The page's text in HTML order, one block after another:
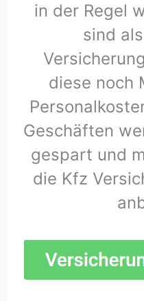
in der Regel
sind
diese noch
Geschäften
gespart und
die Kfz